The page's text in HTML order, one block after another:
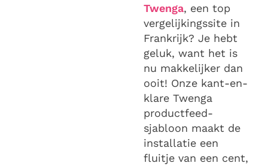
Twenga, een top
vergelijkingssite in
Frankrijk? Je hebt
geluk, want het is
nu makkelijker dan
ooit! Onze kant-en-
klare Twenga
productfeed-
sjabloon maakt de
installatie een
fluitje van een cent,